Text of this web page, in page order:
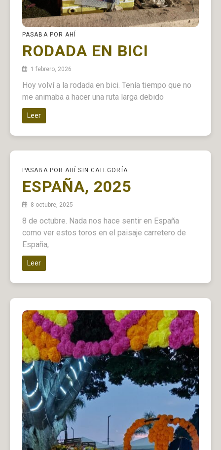
PASABA POR AHÍ
RODADA EN BICI
1 febrero, 2026
Hoy volví a la rodada en bici. Tenía tiempo que no
me animaba a hacer una ruta larga debido
Leer
PASABA POR AHÍ SIN CATEGORÍA
ESPAÑA, 2025
8 octubre, 2025
8 de octubre. Nada nos hace sentir en España
como ver estos toros en el paisaje carretero de
España,
Leer